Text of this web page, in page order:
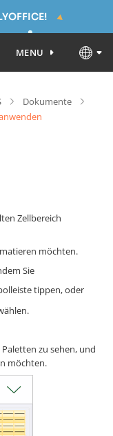
MENU
Dokumente
Zellbereich
möchten.
Sie
tippen, oder
zu sehen, und
möchten.